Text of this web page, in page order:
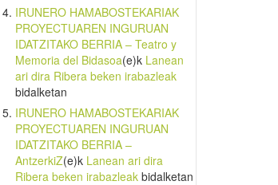
IRUNERO HAMABOSTEKARIAK
PROYECTUAREN INGURUAN
IDATZITAKO BERRIA – Teatro y
Memoria del Bidasoa(e)k Lanean
ari dira Ribera beken irabazleak
bidalketan
IRUNERO HAMABOSTEKARIAK
PROYECTUAREN INGURUAN
IDATZITAKO BERRIA –
AntzerkiZ(e)k Lanean ari dira
Ribera beken irabazleakbidalketan